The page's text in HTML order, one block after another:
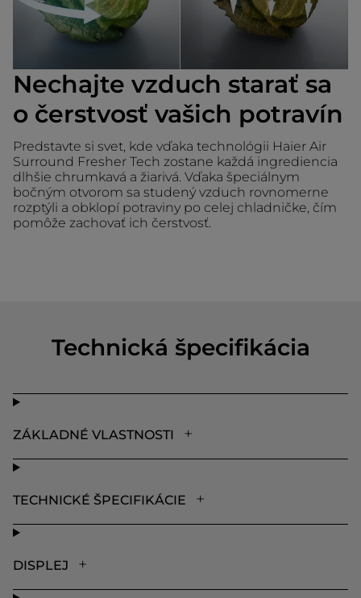
Nechajte vzduch starať sa
o čerstvosť vašich potravín
Predstavte si svet, kde vďaka technológii Haier Air
Surround Fresher Tech zostane každá ingrediencia
dlhšie chrumkavá a žiarivá. Vďaka špeciálnym
bočným otvorom sa studený vzduch rovnomerne
rozptýli a obklopí potraviny po celej chladničke, čím
pomôže zachovať ich čerstvosť.
Technická špecifikácia
ZÁKLADNÉ VLASTNOSTI
TECHNICKÉ ŠPECIFIKÁCIE
DISPLEJ